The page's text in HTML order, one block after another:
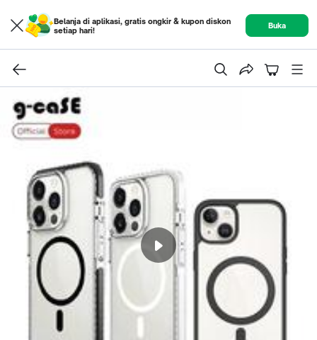
Belanja di aplikasi, gratis ongkir & kupon diskon
setiap hari!
Buka